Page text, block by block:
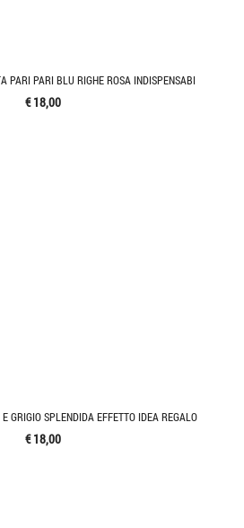
PARI PARI BLU RIGHE ROSA INDISPENSABI
€ 18,00
GRIGIO SPLENDIDA EFFETTO IDEA REGALO
€ 18,00